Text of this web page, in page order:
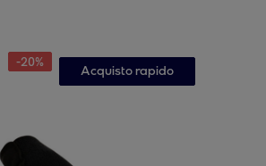
-20%
Acquisto rapido